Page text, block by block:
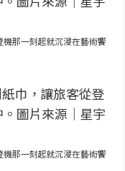
那一刻起就沉浸在藝術饗
那一刻起就沉浸在藝術饗